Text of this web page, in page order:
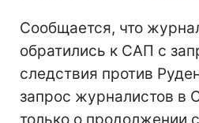
Сообщается, что
обратились к САП с
следствия против
запрос журналистов в